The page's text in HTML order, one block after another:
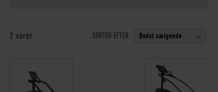
2 varer SORTER EFTER